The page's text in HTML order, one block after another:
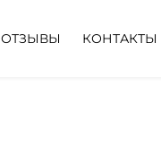
ОТЗЫВЫ КОНТАКТЫ